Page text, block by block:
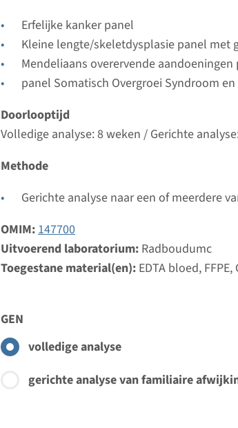
Erfelijke kanker panel
Kleine lengte/skeletdysplasie panel met
Mendeliaans overervende
panel Somatisch Overgroei Syndroom
Doorlooptijd
Volledige analyse: 8 weken / Gerichte
Methode
Gerichte analyse naar een of meerdere
OMIM:147700
Uitvoerend laboratorium: Radboudumc
Toegestane material(en): EDTA bloed,
GEN
volledige analyse
gerichte analyse van familiaire
Radboudumc
IDH2 - metafysaire chondromatosis
Doorlooptijd
Volledige analyse: 8 weken / Gerichte
Uitvoerend laboratorium
Radboudumc
Doorlooptijd
Volledige analyse: 8 weken / Gerichte